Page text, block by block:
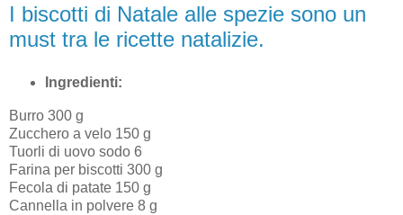
I biscotti di Natale alle spezie sono un
must tra le ricette natalizie.
Ingredienti:
Burro 300 g
Zucchero a velo 150 g
Tuorli di uovo sodo 6
Farina per biscotti 300 g
Fecola di patate 150 g
Cannella in polvere 8 g